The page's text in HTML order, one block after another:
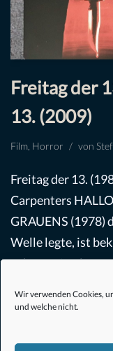
Wir verwenden Cookies,
und welche nicht.
Freitag der
13. (2009)
Film Horror von
Freitag der 13.
Carpenters
GRAUENS (1978)
Welle legte, ist
gab…Weiterlesen